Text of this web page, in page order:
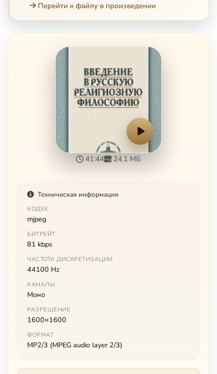
Перейти к файлу в произведении
41:44 24.1 МБ
Техническая информация
КОДЕК
mjpeg
БИТРЕЙТ
81 kbps
ЧАСТОТА ДИСКРЕТИЗАЦИИ
44100 Hz
КАНАЛЫ
Моно
РАЗРЕШЕНИЕ
1600×1600
ФОРМАТ
MP2/3 (MPEG audio layer 2/3)